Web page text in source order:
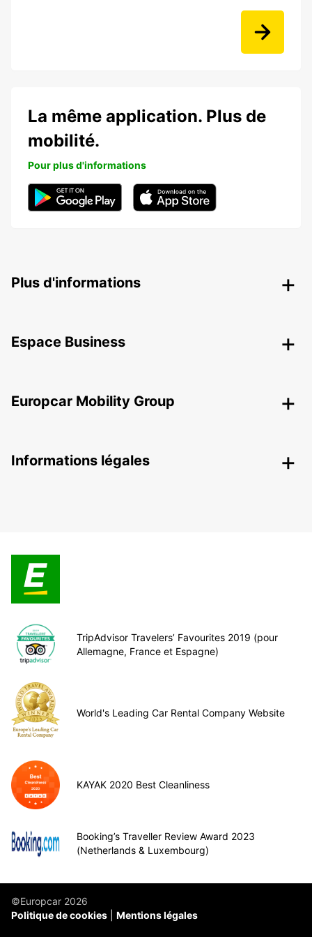
La même application. Plus de
mobilité.
Pour plus d'informations
Plus d'informations
Espace Business
Europcar Mobility Group
Informations légales
TripAdvisor Travelers’ Favourites 2019 (pour
Allemagne, France et Espagne)
World's Leading Car Rental Company Website
KAYAK 2020 Best Cleanliness
Booking’s Traveller Review Award 2023
(Netherlands & Luxembourg)
©Europcar 2026
Politique de cookies
Mentions légales